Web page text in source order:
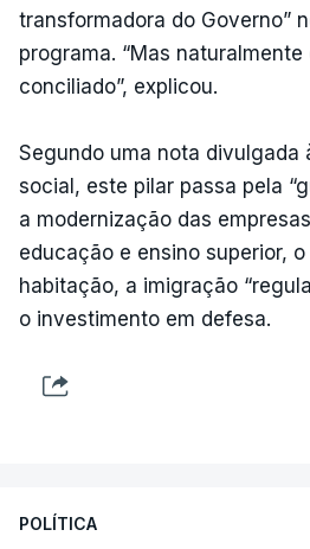
transformadora do Governo”
programa. “Mas
conciliado”, explicou.
Segundo uma nota divulgada
social, este pilar passa pela
a modernização das
educação e ensino superior,
habitação, a imigração
o investimento em defesa.
POLÍTICA